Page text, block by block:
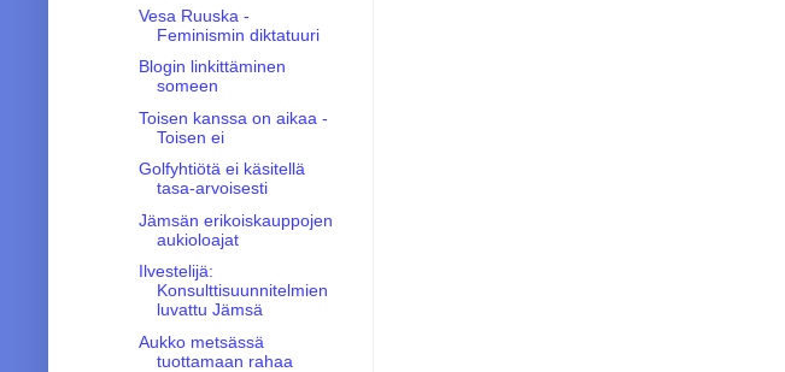
Vesa Ruuska -
Feminismin diktatuuri
Blogin linkittäminen
someen
Toisen kanssa on aikaa -
Toisen ei
Golfyhtiötä ei käsitellä
tasa-arvoisesti
Jämsän erikoiskauppojen
aukioloajat
Ilvestelijä:
Konsulttisuunnitelmien
luvattu Jämsä
Aukko metsässä
tuottamaan rahaa